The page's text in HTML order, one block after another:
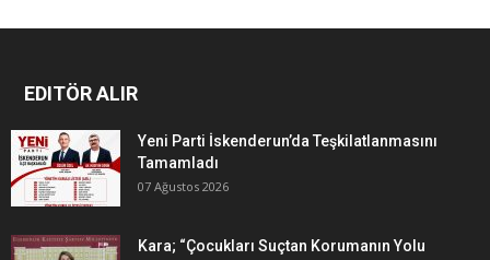
EDITÖR ALIR
Yeni Parti İskenderun’da Teşkilatlanmasını
Tamamladı
07 Ağustos 2026
Kara; “Çocukları Suçtan Korumanın Yolu